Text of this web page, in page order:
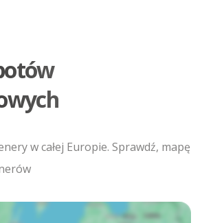
w całej Europie. Sprawdź, mapę